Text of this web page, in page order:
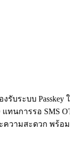
งรับระบบ
แทนการรอ SMS
วามสะดวก พร้อม